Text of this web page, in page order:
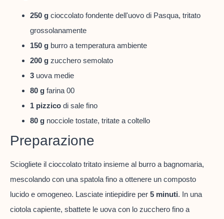
250 g cioccolato fondente dell'uovo di Pasqua, tritato
grossolanamente
150 g burro a temperatura ambiente
200 g zucchero semolato
3 uova medie
80 g farina 00
1 pizzico di sale fino
80 g nocciole tostate, tritate a coltello
Preparazione
Sciogliete il cioccolato tritato insieme al burro a bagnomaria,
mescolando con una spatola fino a ottenere un composto
lucido e omogeneo. Lasciate intiepidire per 5 minuti. In una
ciotola capiente, sbattete le uova con lo zucchero fino a